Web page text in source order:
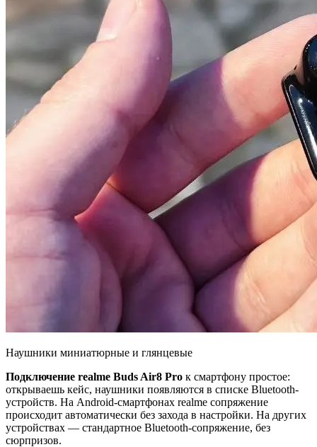
Наушники миниатюрные и глянцевые
Подключение realme Buds Air8 Pro к смартфону простое:
открываешь кейс, наушники появляются в списке Bluetooth-
устройств. На Android-смартфонах realme сопряжение
происходит автоматически без захода в настройки. На других
устройствах — стандартное Bluetooth-сопряжение, без
сюрпризов.